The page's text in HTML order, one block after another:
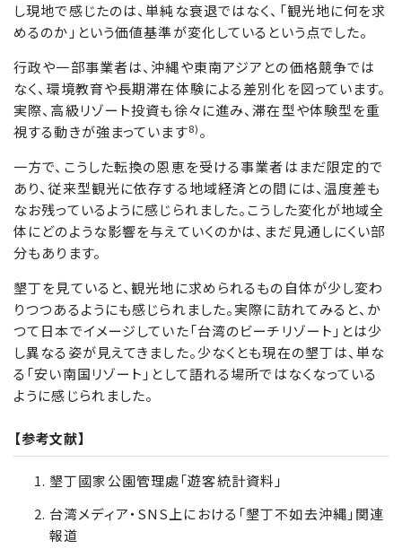
し現地で感じたのは、単純な衰退ではなく、「観光地に何を求
めるのか」という価値基準が変化しているという点でした。
行政や一部事業者は、沖縄や東南アジアとの価格競争では
なく、環境教育や長期滞在体験による差別化を図っています。
実際、高級リゾート投資も徐々に進み、滞在型や体験型を重
視する動きが強まっています8)。
一方で、こうした転換の恩恵を受ける事業者はまだ限定的で
あり、従来型観光に依存する地域経済との間には、温度差も
なお残っているように感じられました。こうした変化が地域全
体にどのような影響を与えていくのかは、まだ見通しにくい部
分もあります。
墾丁を見ていると、観光地に求められるもの自体が少し変わ
りつつあるようにも感じられました。実際に訪れてみると、か
つて日本でイメージしていた「台湾のビーチリゾート」とは少
し異なる姿が見えてきました。少なくとも現在の墾丁は、単な
る「安い南国リゾート」として語れる場所ではなくなっている
ように感じられました。
【参考文献】
墾丁國家公園管理處「遊客統計資料」
台湾メディア・SNS上における「墾丁不如去沖縄」関連
報道